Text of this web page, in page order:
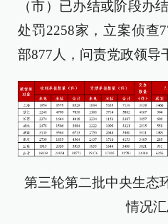
（市）已办结或阶段办
处罚2258家，立案侦查
部877人，问责党政领导
第三轮第二批中央生态
情况